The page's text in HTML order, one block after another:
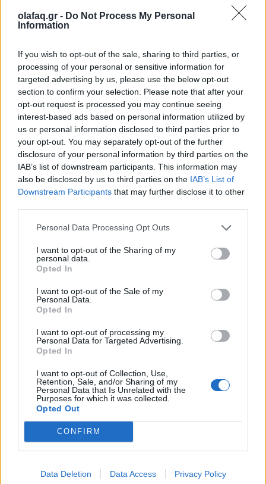
olafaq.gr - Do Not Process My Personal
Information
If you wish to opt-out of the sale, sharing to third parties, or
processing of your personal or sensitive information for
targeted advertising by us, please use the below opt-out
section to confirm your selection. Please note that after your
opt-out request is processed you may continue seeing
interest-based ads based on personal information utilized by
us or personal information disclosed to third parties prior to
your opt-out. You may separately opt-out of the further
disclosure of your personal information by third parties on the
IAB’s list of downstream participants. This information may
also be disclosed by us to third parties on the IAB’s List of
Downstream Participants that may further disclose it to other
Personal Data Processing Opt Outs
I want to opt-out of the Sharing of my
personal data.
Opted In
I want to opt-out of the Sale of my
Personal Data.
Opted In
I want to opt-out of processing my
Personal Data for Targeted Advertising.
Opted In
I want to opt-out of Collection, Use,
Retention, Sale, and/or Sharing of my
Personal Data that Is Unrelated with the
Purposes for which it was collected.
Opted Out
CONFIRM
Data Deletion Data Access Privacy Policy
καταγεγραμμένο ψηφιακά, τεκμηριωμένο και
ταξινομημένο στο ψηφιακό αρχείο/αποθετήριο,
διευκολύνοντας την πρόσβαση του κοινού σε αυτό,
μέσω της διαδικτυακής πύλης του. Το «Ψηφιακό
Μουσείο» δίνει τη δυνατότητα στον επισκέπτη να
περιηγηθεί στο υλικό, επιλέγοντας θεματική κατά
είδος ή χρονολογική ταξινόμηση. Μέσω αυτού του
νέου τρόπου συνομιλίας μπορούν να οργανώνονται
εικονικές εκθέσεις από τους επιμελητές,
προσβάσιμες μέσω του διαδικτύου.
Το Μουσείο εισέρχεται ανανεωμένο στη δεύτερη
50ετία από της ιδρύσεώς του, όπως δηλώνει σχετικά
ο Πρόεδρος του Δ.Σ. του, κ. Αντώνιος Γ. Βογιατζής,
ο οποίος στην τελετή παρουσίασης του έργου έδωσε
ιδιαίτερη βαρύτητα στη συνεισφορά του Μουσείου
της Πόλεως των Αθηνών στα πολιτιστικά δρώμενα
της πρωτεύουσας, στη διάσωση πολύτιμου
κομματιού της πολιτιστικής ιστορίας μας, όπως και
στην επόμενη ημέρα του, η οποία είναι και ψηφιακή,
καθώς εξελίσσεται και αξιοποιεί ψηφιακά εργαλεία
για να προσφέρει κάθε μορφής επίσκεψη.